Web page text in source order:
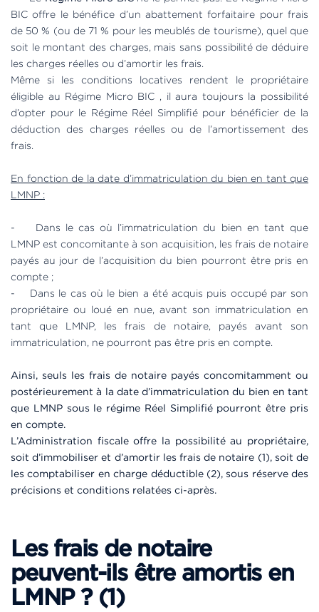
BIC offre le bénéfice d’un abattement forfaitaire pour frais
de 50 % (ou de 71 % pour les meublés de tourisme), quel que
soit le montant des charges, mais sans possibilité de déduire
les charges réelles ou d’amortir les frais.
Même si les conditions locatives rendent le propriétaire
éligible au Régime Micro BIC , il aura toujours la possibilité
d’opter pour le Régime Réel Simplifié pour bénéficier de la
déduction des charges réelles ou de l’amortissement des
frais.
En fonction de la date d’immatriculation du bien en tant que
LMNP :
- Dans le cas où l’immatriculation du bien en tant que
LMNP est concomitante à son acquisition, les frais de notaire
payés au jour de l’acquisition du bien pourront être pris en
compte ;
- Dans le cas où le bien a été acquis puis occupé par son
propriétaire ou loué en nue, avant son immatriculation en
tant que LMNP, les frais de notaire, payés avant son
immatriculation, ne pourront pas être pris en compte.
Ainsi, seuls les frais de notaire payés concomitamment ou
postérieurement à la date d’immatriculation du bien en tant
que LMNP sous le régime Réel Simplifié pourront être pris
en compte.
L’Administration fiscale offre la possibilité au propriétaire,
soit d’immobiliser et d’amortir les frais de notaire (1), soit de
les comptabiliser en charge déductible (2), sous réserve des
précisions et conditions relatées ci-après.
Les frais de notaire
peuvent-ils être amortis en
LMNP ? (1)